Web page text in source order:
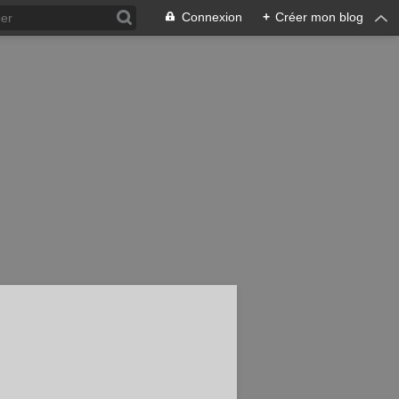
Connexion + Créer mon blog